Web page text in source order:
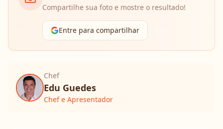
Compartilhe sua foto e mostre o resultado!
Entre para compartilhar
Chef
Edu Guedes
Chef e Apresentador